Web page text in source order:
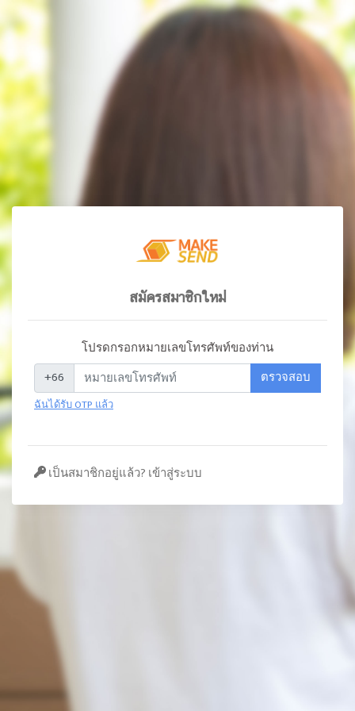
สมัครสมาชิกใหม่
โปรดกรอกหมายเลขโทรศัพท์ของท่าน
+66
ตรวจสอบ
ฉันได้รับ OTP แล้ว
เป็นสมาชิกอยู่แล้ว? เข้าสู่ระบบ